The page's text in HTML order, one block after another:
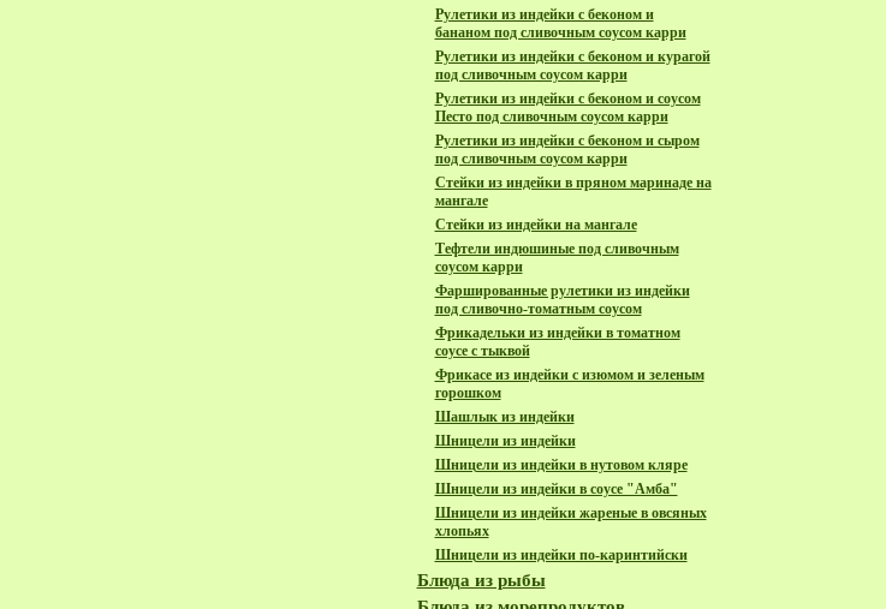
Рулетики из индейки с беконом и
бананом под сливочным соусом карри
Рулетики из индейки с беконом и курагой
под сливочным соусом карри
Рулетики из индейки с беконом и соусом
Песто под сливочным соусом карри
Рулетики из индейки с беконом и сыром
под сливочным соусом карри
Стейки из индейки в пряном маринаде на
мангале
Стейки из индейки на мангале
Тефтели индюшиные под сливочным
соусом карри
Фаршированные рулетики из индейки
под сливочно-томатным соусом
Фрикадельки из индейки в томатном
соусе с тыквой
Фрикасе из индейки с изюмом и зеленым
горошком
Шашлык из индейки
Шницели из индейки
Шницели из индейки в нутовом кляре
Шницели из индейки в соусе "Амба"
Шницели из индейки жареные в овсяных
хлопьях
Шницели из индейки по-каринтийски
Блюда из рыбы